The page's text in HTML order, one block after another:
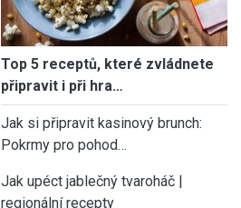
Top 5 receptů, které zvládnete
připravit i při hra…
Jak si připravit kasinový brunch:
Pokrmy pro pohod…
Jak upéct jablečný tvaroháč |
regionální recepty